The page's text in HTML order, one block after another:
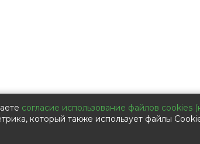
ООО «Алькор-Коммьюникейшин»
согласие использование файлов cookies
который также использует файлы